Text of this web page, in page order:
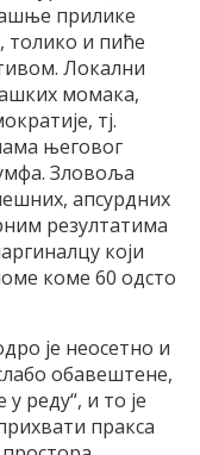
прилике
толико и пиће
Локални
момака,
тј.
његовог
Зловоља
апсурдних
резултатима
који
коме 60 одсто
је неосетно и
обавештене,
реду“, и то је
пракса